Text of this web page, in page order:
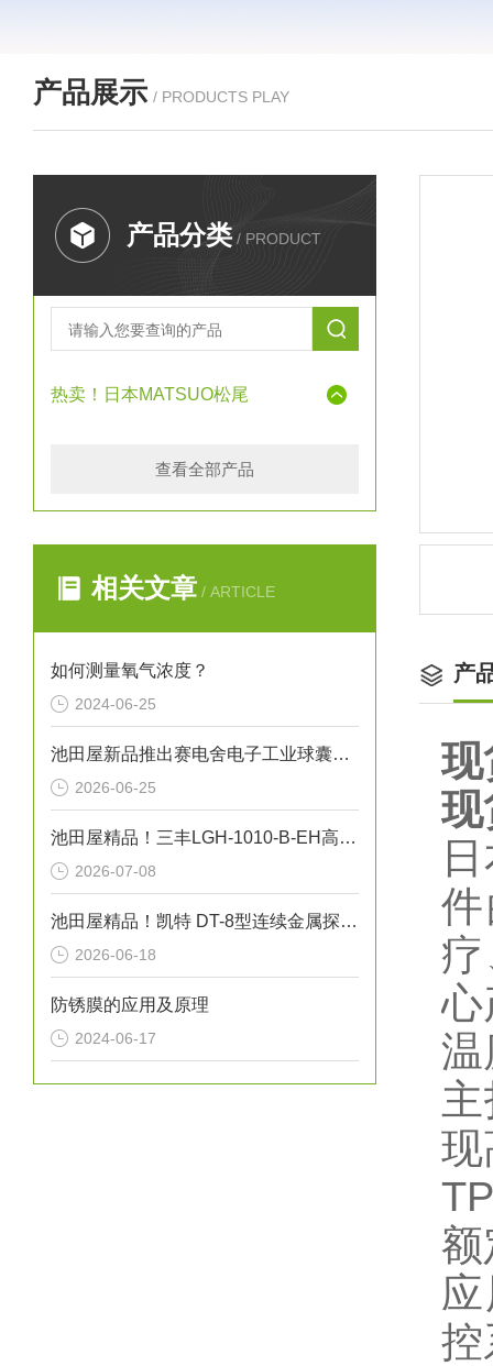
产品展示 / PRODUCTS PLAY
产品分类 / PRODUCT
热卖！日本MATSUO松尾
查看全部产品
相关文章 / ARTICLE
如何测量氧气浓度？
2024-06-25
池田屋新品推出赛电舍电子工业球囊导管焊接机 MS-B01 参数介绍
2026-06-25
池田屋精品！三丰LGH-1010-B-EH高精度线性测量头技术参数与应用解析
2026-07-08
池田屋精品！凯特 DT-8型连续金属探测器 参数介绍
2026-06-18
防锈膜的应用及原理
2024-06-17
产
现
现
心
温
现
额
控